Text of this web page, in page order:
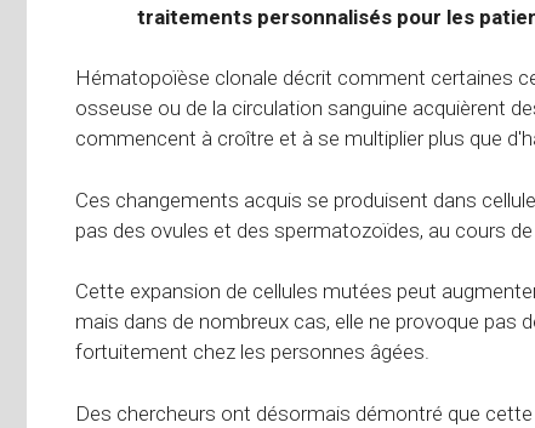
traitements personnalisés pour les
Hématopoïèse clonale décrit comment certaines
osseuse ou de la circulation sanguine acquièrent
commencent à croître et à se multiplier plus que
Ces changements acquis se produisent dans
pas des ovules et des spermatozoïdes, au cours de
Cette expansion de cellules mutées peut
mais dans de nombreux cas, elle ne provoque
fortuitement chez les personnes âgées.
Des chercheurs ont désormais démontré que